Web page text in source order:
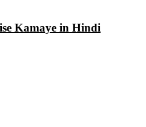
Kamaye in Hindi